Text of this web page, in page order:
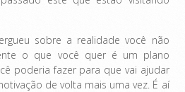
sobre a realidade você não
o que você quer é um plano
poderia fazer para que vai ajudar
de volta mais uma vez. É aí